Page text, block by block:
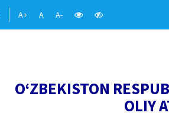
A+ A A-
O‘ZBEKISTON
OLIY